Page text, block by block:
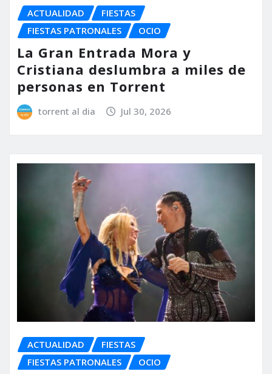
ACTUALIDAD
FIESTAS
FIESTAS PATRONALES
OCIO
La Gran Entrada Mora y
Cristiana deslumbra a miles de
personas en Torrent
torrent al dia Jul 30, 2026
ACTUALIDAD
FIESTAS
FIESTAS PATRONALES
OCIO